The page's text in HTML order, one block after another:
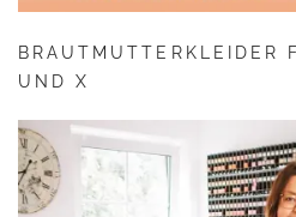
BRAUTMUTTERKLEIDER
UND X